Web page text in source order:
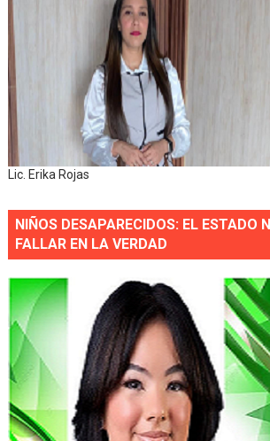
Lic. Erika Rojas
NIÑOS DESAPARECIDOS: EL ESTADO
FALLAR EN LA VERDAD